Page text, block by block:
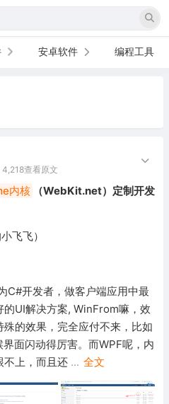
安卓软件 编程工具
4,218查看原文
内核
（WebKit.net）定制开发
飞飞）
C#开发者，做客户端应用中最
UI解决方案, WinFrom嘛，效
的效果，完全应付不来，比如
面闪动得厉害。而WPF呢，内
不上，而且还 ... 全文